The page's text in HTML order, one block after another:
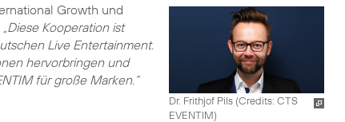
Dr. Frithjof Pils (Credits: CTS
EVENTIM)
Growth und
„Diese Kooperation ist
Live Entertainment.
hervorbringen und
für große Marken.“